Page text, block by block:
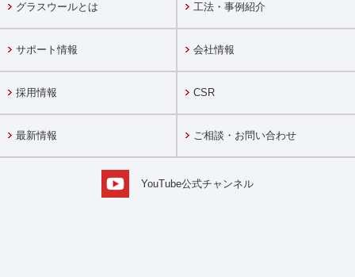
グラスウールとは 工法・事例紹介
サポート情報 会社情報
採用情報 CSR
最新情報 ご相談・お問い合わせ
YouTube公式チャンネル